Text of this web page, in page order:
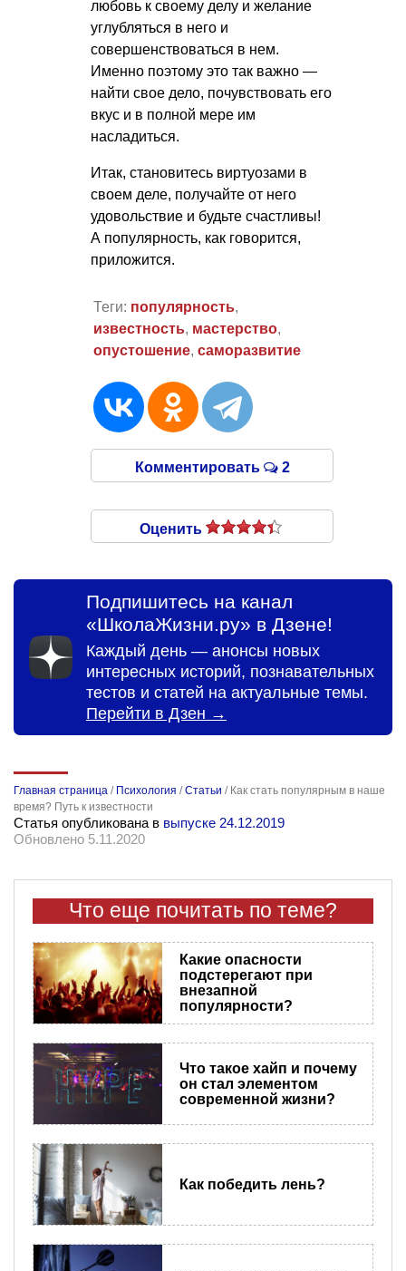
любовь к своему делу и желание
углубляться в него и
совершенствоваться в нем.
Именно поэтому это так важно —
найти свое дело, почувствовать его
вкус и в полной мере им
насладиться.
Итак, становитесь виртуозами в
своем деле, получайте от него
удовольствие и будьте счастливы!
А популярность, как говорится,
приложится.
Теги: популярность,
известность, мастерство,
опустошение, саморазвитие
Комментировать 2
Оценить
Подпишитесь на канал
«ШколаЖизни.ру» в Дзене!
Каждый день — анонсы новых
интересных историй, познавательных
тестов и статей на актуальные темы.
Перейти в Дзен →
Главная страница / Психология /Статьи / Как стать популярным в наше
время? Путь к известности
Статья опубликована в выпуске 24.12.2019
Обновлено 5.11.2020
Что еще почитать по теме?
Какие опасности
подстерегают при
внезапной
популярности?
Что такое хайп и почему
он стал элементом
современной жизни?
Как победить лень?